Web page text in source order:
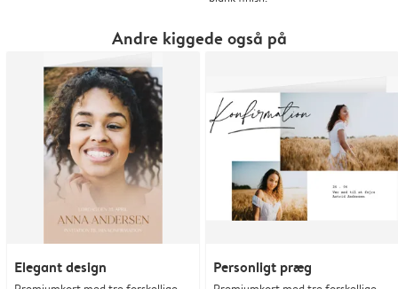
Andre kiggede også på
Elegant design Personligt præg